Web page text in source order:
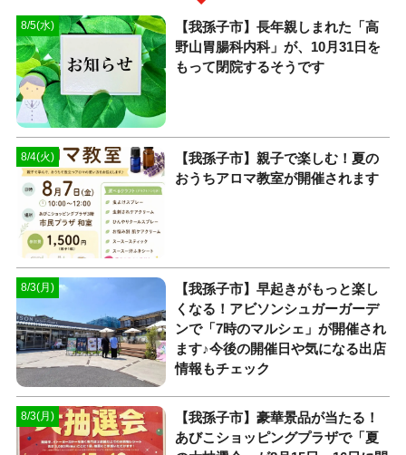
8/5(水)
【我孫子市】長年親しまれた「高
野山胃腸科内科」が、10月31日を
もって閉院するそうです
8/4(火)
【我孫子市】親子で楽しむ！夏の
おうちアロマ教室が開催されます
8/3(月)
​【我孫子市】早起きがもっと楽し
くなる！アビソンシュガーガーデ
ンで「7時のマルシェ」が開催され
ます♪今後の開催日や気になる出店
情報もチェック
8/3(月)
​【我孫子市】豪華景品が当たる！
あびこショッピングプラザで「夏